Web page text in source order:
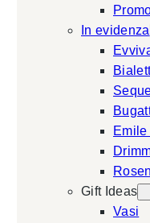
In evidenza
Gift Ideas
Vasi